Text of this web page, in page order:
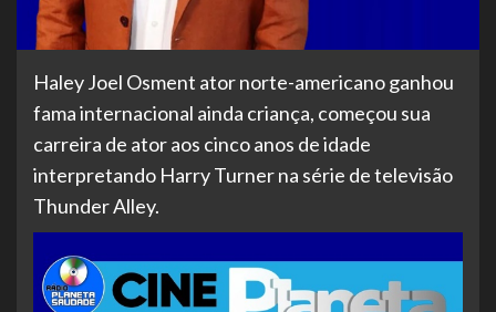
Haley Joel Osment ator norte-americano ganhou
fama internacional ainda criança, começou sua
carreira de ator aos cinco anos de idade
interpretando Harry Turner na série de televisão
Thunder Alley.